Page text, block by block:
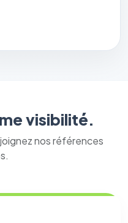
visibilité.
nos références